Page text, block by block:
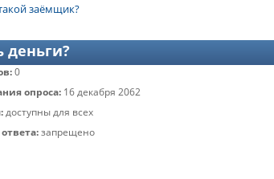
заёмщик?
0
опроса: 16 декабря 2062
доступны для всех
запрещено